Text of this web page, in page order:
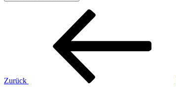
Beitragsnavigation
Zurück